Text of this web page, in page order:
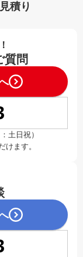
積り
質問
土日祝）
けます。